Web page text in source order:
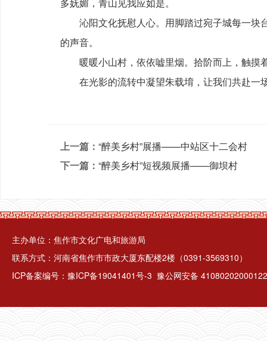
多妩媚，青山见我应如是。
沁阳文化抚慰人心。用脚踏过宛子城每一块
的声音。
暖暖小山村，依依嘘里烟。拾阶而上，触摸
在光影的流转中凝望朱载堉，让我们共赴一
上一篇： “醉美乡村”展播——中站区十二会村
下一篇： “醉美乡村”短视频展播——御坝村
主办单位：焦作市文化广电和旅游局
联系方式：河南省焦作市市政大厦东配楼2楼（0391-3569310）
ICP备案编号： 豫ICP备19041401号-3 豫公网安备